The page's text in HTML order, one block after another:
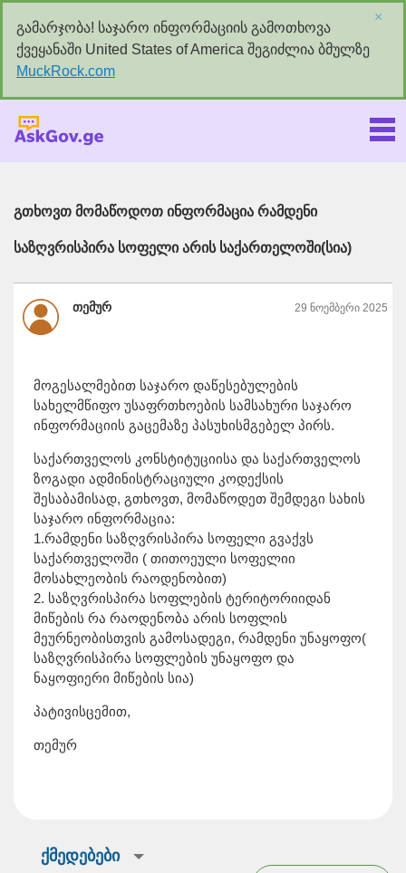
გამარჯობა! საჯარო ინფორმაციის გამოთხოვა
ქვეყანაში United States of America შეგიძლია ბმულზე
MuckRock.com
×
გთხოვთ მომაწოდოთ ინფორმაცია რამდენი
საზღვრისპირა სოფელი არის საქართელოში(სია)
თემურ 29 ნოემბერი 2025
მოგესალმებით საჯარო დაწესებულების
სახელმწიფო უსაფრთხოების სამსახური საჯარო
ინფორმაციის გაცემაზე პასუხისმგებელ პირს.
საქართველოს კონსტიტუციისა და საქართველოს
ზოგადი ადმინისტრაციული კოდექსის
შესაბამისად, გთხოვთ, მომაწოდეთ შემდეგი სახის
საჯარო ინფორმაცია:
1.რამდენი საზღვრისპირა სოფელი გვაქვს
საქართველოში ( თითოეული სოფელიი
მოსახლეობის რაოდენობით)
2. საზღვრისპირა სოფლების ტერიტორიიდან
მიწების რა რაოდენობა არის სოფლის
მეურნეობისთვის გამოსადეგი, რამდენი უნაყოფო(
საზღვრისპირა სოფლების უნაყოფო და
ნაყოფიერი მიწების სია)
პატივისცემით,
თემურ
ქმედებები